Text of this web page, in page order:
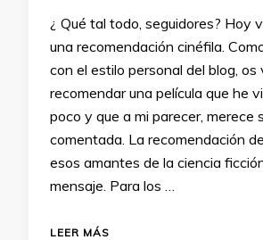
¿ Qué tal todo, seguidores? Hoy
una recomendación cinéfila.
con el estilo personal del blog, os
recomendar una película que he
poco y que a mi parecer, merece
comentada. La recomendación
esos amantes de la ciencia
mensaje. Para los …
LEER MÁS